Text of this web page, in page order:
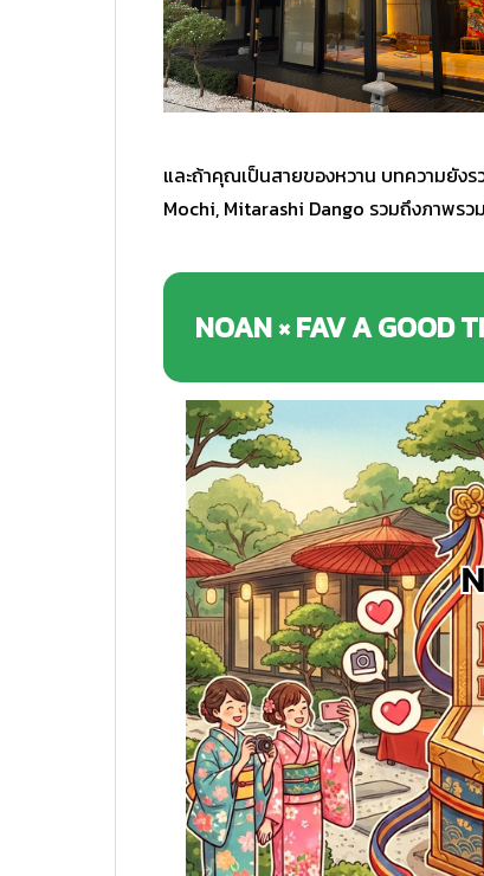
และถ้าคุณเป็นสายของหวาน บทความยัง
Mochi, Mitarashi Dango รวมถึงภาพรว
NOAN × FAV A GOOD